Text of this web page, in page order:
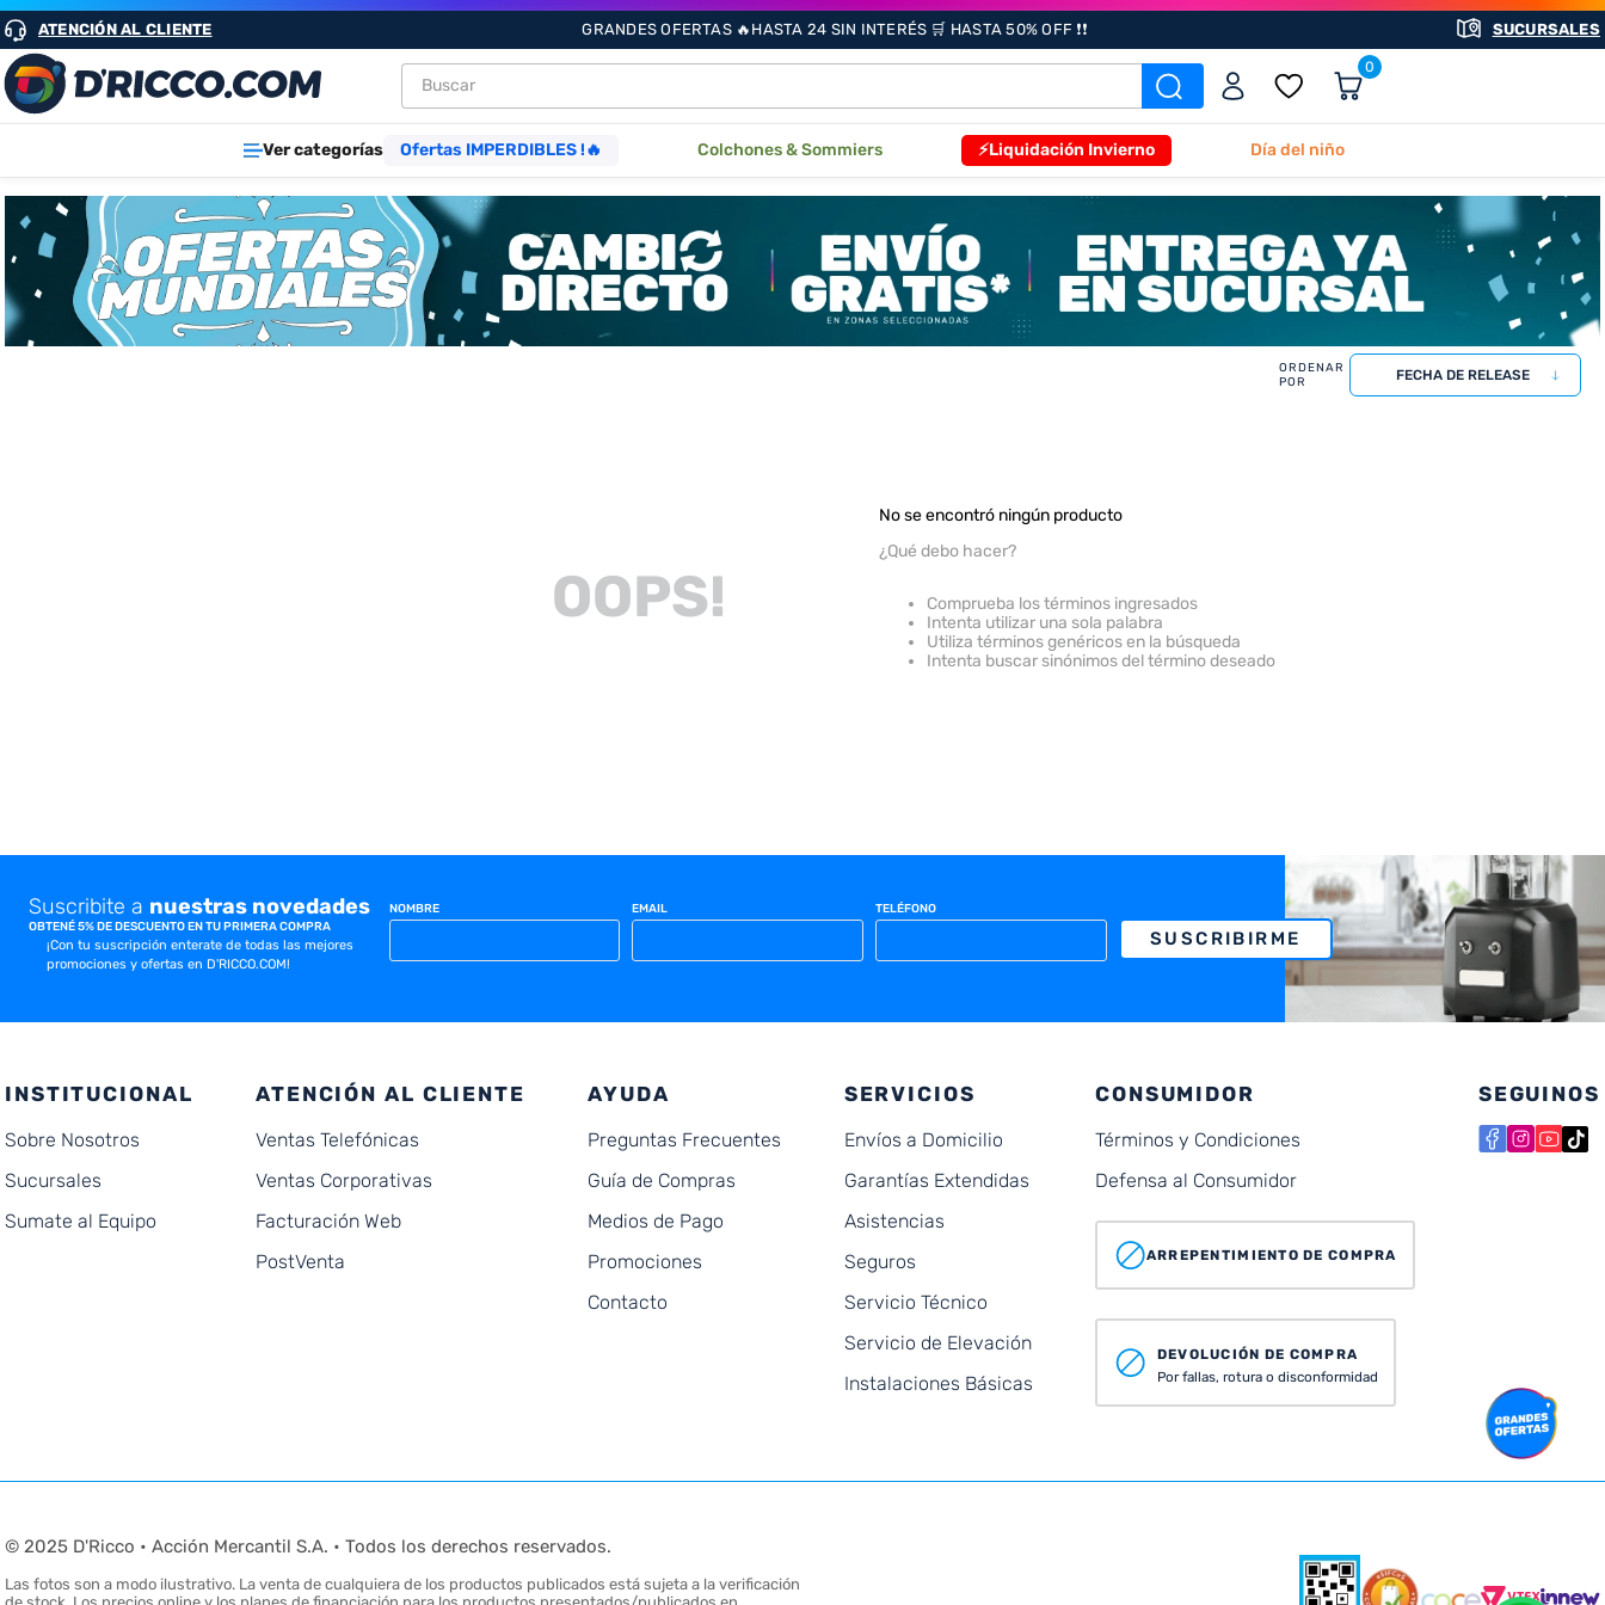
ATENCIÓN AL CLIENTE GRANDES OFERTAS 🔥HASTA 24 SIN INTERÉS 🛒 HASTA 50% OFF ❗❗ SUCURSALES
Buscar 0
Ver categorías Ofertas IMPERDIBLES !🔥 Colchones & Sommiers ⚡Liquidación Invierno Día del niño
FECHA DE RELEASE
OOPS!
No se encontró ningún producto
¿Qué debo hacer?
Comprueba los términos ingresados
Intenta utilizar una sola palabra
Utiliza términos genéricos en la búsqueda
Intenta buscar sinónimos del término deseado
Suscribite a nuestras novedades
OBTENÉ 5% DE DESCUENTO EN TU PRIMERA COMPRA
¡Con tu suscripción enterate de todas las mejores
promociones y ofertas en D'RICCO.COM!
NOMBRE EMAIL TELÉFONO
SUSCRIBIRME
INSTITUCIONAL
Sobre Nosotros
Sucursales
Sumate al Equipo
ATENCIÓN AL CLIENTE
Ventas Telefónicas
Ventas Corporativas
Facturación Web
PostVenta
AYUDA
Preguntas Frecuentes
Guía de Compras
Medios de Pago
Promociones
Contacto
SERVICIOS
Envíos a Domicilio
Garantías Extendidas
Asistencias
Seguros
Servicio Técnico
Servicio de Elevación
Instalaciones Básicas
CONSUMIDOR
Términos y Condiciones
Defensa al Consumidor
ARREPENTIMIENTO DE COMPRA
DEVOLUCIÓN DE COMPRA
Por fallas, rotura o disconformidad
SEGUINOS
© 2025 D'Ricco • Acción Mercantil S.A. • Todos los derechos reservados.
Las fotos son a modo ilustrativo. La venta de cualquiera de los productos publicados está sujeta a la verificación
TÉRMINOS MÁS BUSCADOS
1. heladeras
2 . lavarropas
.
cocinas
5. heladera